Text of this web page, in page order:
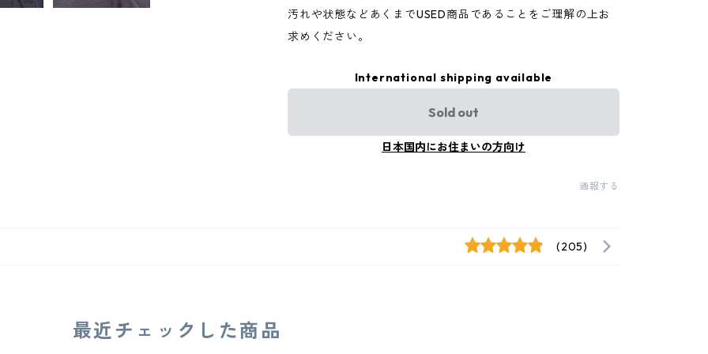
汚れや状態などあくまでUSED商品であることをご理解の上お
求めください。
International shipping available
Sold out
日本国内にお住まいの方向け
通報する
(205)
最近チェックした商品